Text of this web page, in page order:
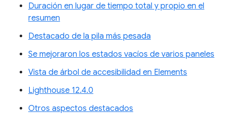
Duración en lugar de tiempo total y propio en el
resumen
Destacado de la pila más pesada
Se mejoraron los estados vacíos de varios paneles
Vista de árbol de accesibilidad en Elements
Lighthouse 12.4.0
Otros aspectos destacados